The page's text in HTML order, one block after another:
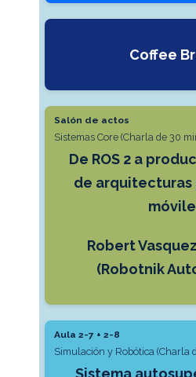
Coffee
Salón de actos
Sistemas Core (Charla de 30
De ROS 2 a
de arquitecturas
Robert
(Robotnik
Aula 2-7 + 2-8
Simulación y Robótica (Charla
Sistema